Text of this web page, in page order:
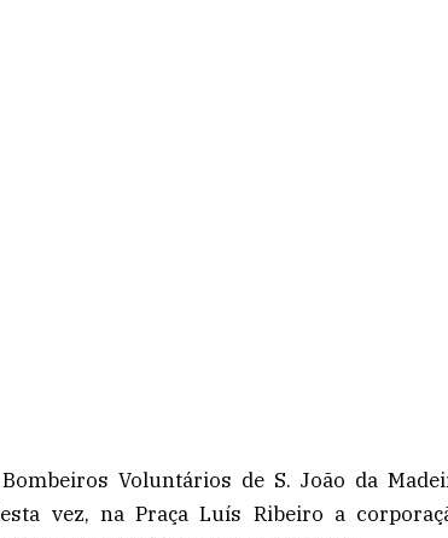
Voluntários de S. João da
vez, na Praça Luís Ribeiro a